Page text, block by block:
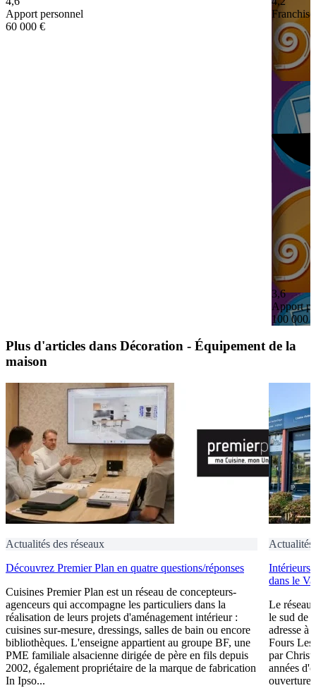
Apport personnel
60 000 €
Franchisé
3,6
Apport
100 000 €
Plus d'articles dans Décoration - Équipement de la
maison
Actualités des réseaux
Découvrez Premier Plan en quatre questions/réponses
Cuisines Premier Plan est un réseau de concepteurs-
agenceurs qui accompagne les particuliers dans la
réalisation de leurs projets d'aménagement intérieur :
cuisines sur-mesure, dressings, salles de bain ou encore
bibliothèques. L'enseigne appartient au groupe BF, une
PME familiale alsacienne dirigée de père en fils depuis
2002, également propriétaire de la marque de fabrication
In Ipso...
Actualités
Intérieurs
dans le
Le réseau
le sud de
adresse à
Fours Les
par
années
ouverture